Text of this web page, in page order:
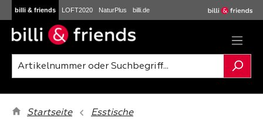
Zum Hauptinhalt springen
billi & friends LOFT2020 NaturPlus billi.de
Startseite Esstische